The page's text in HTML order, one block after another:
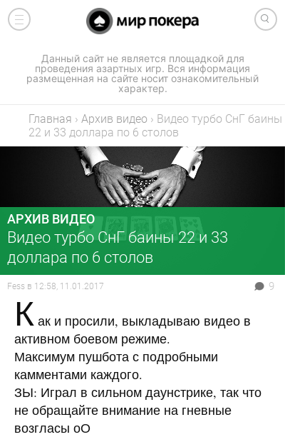
Данный сайт не является площадкой для
проведения азартных игр. Вся информация
размещенная на сайте носит ознакомительный
характер.
Главная › Архив видео › Видео турбо СнГ баины
22 и 33 доллара по 6 столов
АРХИВ ВИДЕО
Видео турбо СнГ баины 22 и 33
доллара по 6 столов
Fess в 12:58, 11.01.2017 9
К ак и просили, выкладываю видео в
активном боевом режиме.
Максимум пушбота с подробными
камментами каждого.
ЗЫ: Играл в сильном даунстрике, так что
не обращайте внимание на гневные
возгласы оО